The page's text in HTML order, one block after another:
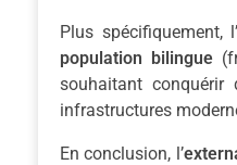
Plus spécifiquement,
population bilingue
souhaitant
infrastructures
En conclusion, l’